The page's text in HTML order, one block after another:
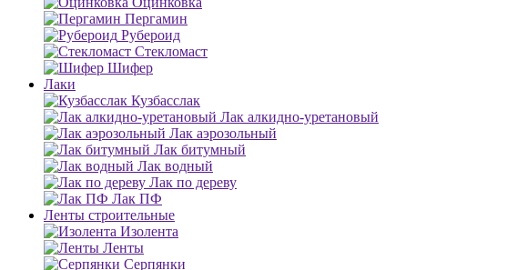
Пергамин
Рубероид
Стекломаст
Шифер
Лаки
Кузбасслак
Лак алкидно-уретановый
Лак аэрозольный
Лак битумный
Лак водный
Лак по дереву
Лак ПФ
Ленты строительные
Изолента
Ленты
Серпянки